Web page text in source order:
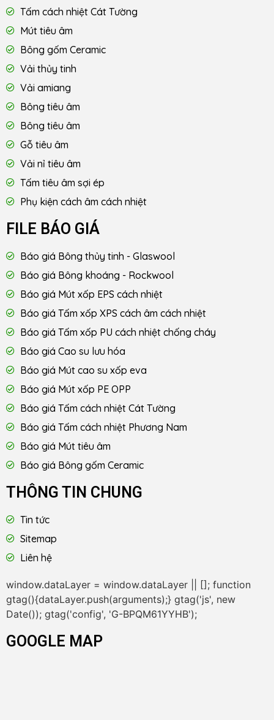
Tấm cách nhiệt Cát Tường
Mút tiêu âm
Bông gốm Ceramic
Vải thủy tinh
Vải amiang
Bông tiêu âm
Bông tiêu âm
Gỗ tiêu âm
Vải nỉ tiêu âm
Tấm tiêu âm sợi ép
Phụ kiện cách âm cách nhiệt
FILE BÁO GIÁ
Báo giá Bông thủy tinh - Glaswool
Báo giá Bông khoáng - Rockwool
Báo giá Mút xốp EPS cách nhiệt
Báo giá Tấm xốp XPS cách âm cách nhiệt
Báo giá Tấm xốp PU cách nhiệt chống cháy
Báo giá Cao su lưu hóa
Báo giá Mút cao su xốp eva
Báo giá Mút xốp PE OPP
Báo giá Tấm cách nhiệt Cát Tường
Báo giá Tấm cách nhiệt Phương Nam
Báo giá Mút tiêu âm
Báo giá Bông gốm Ceramic
THÔNG TIN CHUNG
Tin tức
Sitemap
Liên hệ
window.dataLayer = window.dataLayer || []; function
gtag(){dataLayer.push(arguments);} gtag('js', new
Date()); gtag('config', 'G-BPQM61YYHB');
GOOGLE MAP